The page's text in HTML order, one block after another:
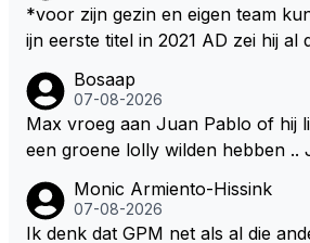
*voor zijn gezin en eigen team
ijn eerste titel in 2021 AD zei hij al dat hij bereikt had
aarna nog komt bonus was. Ik
de en dat hij er nog steeds zo in
amelijk het plezier hebben in wat
Nu, met deze
Bosaap
07-08-2026
Max vroeg aan Juan Pablo of hij
een groene lolly wilden hebben ..
het gretig likken aan zijn rode lolly hoorde Juan toc
h echt van Max dat RB hem een
Monic Armiento-Hissink
07-08-2026
Ik denk dat GPM net als al die